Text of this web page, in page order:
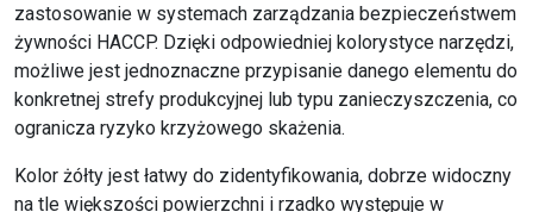
zastosowanie w systemach zarządzania bezpieczeństwem
żywności HACCP. Dzięki odpowiedniej kolorystyce narzędzi,
możliwe jest jednoznaczne przypisanie danego elementu do
konkretnej strefy produkcyjnej lub typu zanieczyszczenia, co
ogranicza ryzyko krzyżowego skażenia.
Kolor żółty jest łatwy do zidentyfikowania, dobrze widoczny
na tle większości powierzchni i rzadko występuje w